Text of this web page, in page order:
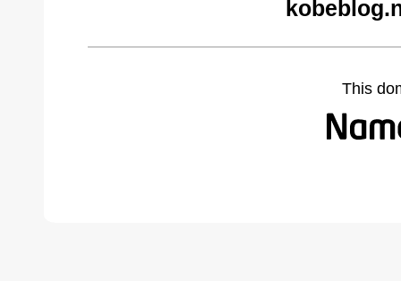
This